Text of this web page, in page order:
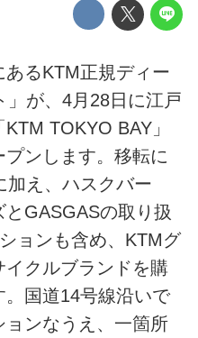
るKTM正規ディー
」が、4月28日に江戸
TOKYO BAY」
ンします。移転に
加え、ハスクバー
GASGASの取り扱
ョンも含め、KTMグ
クルブランドを購
。国道14号線沿いで
ョンなうえ、一箇所